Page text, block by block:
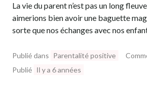
La vie du parent n’est pas un long
aimerions bien avoir une baguette
sorte que nos échanges avec nos
Publié dans Parentalité positive
Publié Il y a 6 années